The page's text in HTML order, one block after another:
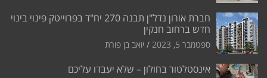
חברת אורון נדל"ן תבנה 270 יח"ד בפרוייטק פינוי בינוי
חדש ברחוב חנקין
ספטמבר 5, 2023 יואב בן פורת
אינסטלטור בחולון – שלא יעבדו עליכם